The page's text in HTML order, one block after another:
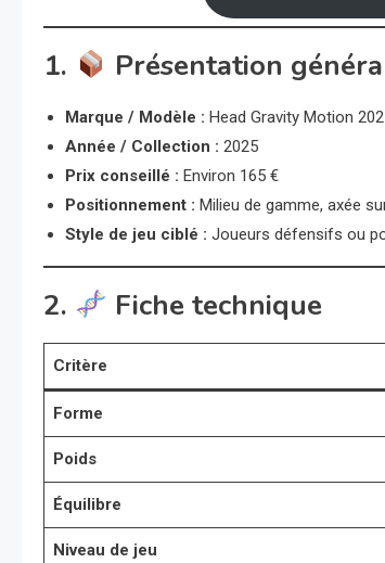
1. Présentation
Marque / Modèle : Head Gravity Motion
Année / Collection : 2025
Prix conseillé : Environ 165 €
Positionnement : Milieu de gamme, axée
Style de jeu ciblé : Joueurs défensifs ou
2. Fiche technique
Critère
Forme
Poids
Équilibre
Niveau de jeu